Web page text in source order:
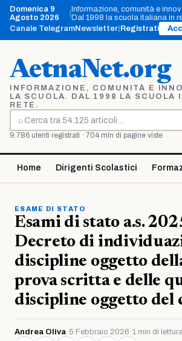
Vai
contenuto
Domenica 9
Agosto 2026
|Informazione, comunità e
Dal 1998 la scuola italiana in
Canale TelegramNewsletter Registrati
AetnaNet.org
INFORMAZIONE, COMUNITÀ E
LA SCUOLA. DAL 1998 LA SCUOLA
RETE.
⌕
Cerca
9.786 utenti registrati · 704 mln di pagine viste
Home Dirigenti Scolastici
ESAME DI STATO
Esami di stato a.s.
Decreto di
discipline oggetto
prova scritta e delle
discipline oggetto del
Andrea Oliva· 5 Febbraio 2026 ·1 min di